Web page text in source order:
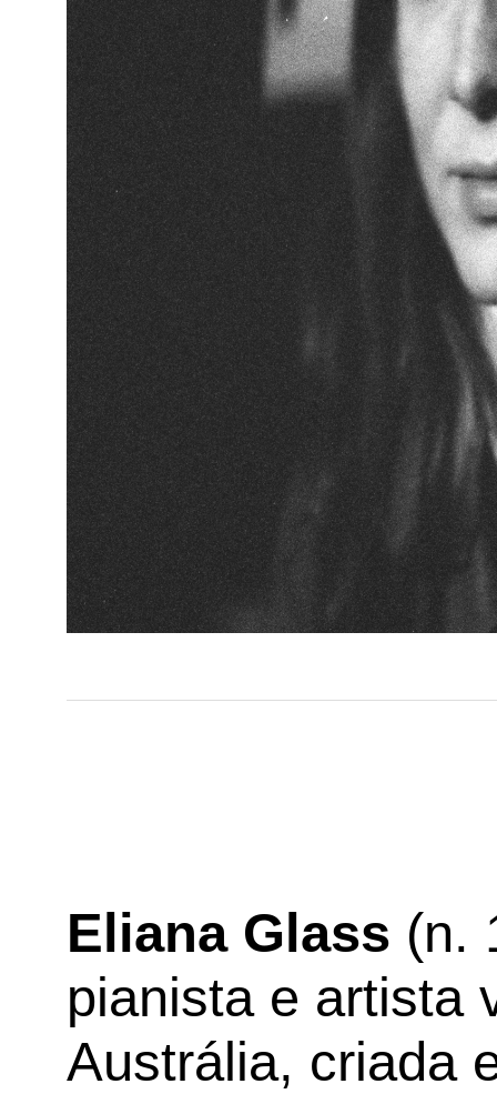
Eliana Glass (n.
pianista e artista
Austrália, criada